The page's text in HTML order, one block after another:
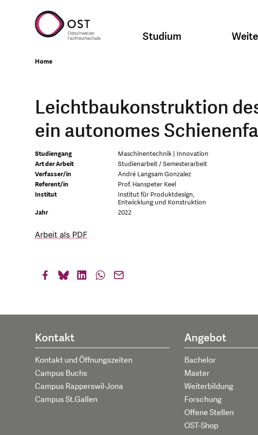
Studium
Home
Leichtbaukonstruktion
ein autonomes
Studiengang
Maschinentechnik | Innovation
Art der Arbeit
Studienarbeit / Semesterarbeit
Verfasser/in
André Langsam Gonzalez
Referent/in
Prof. Hanspeter Keel
Institut
Institut für Produktdesign,
Entwicklung und Konstruktion
Jahr
2022
Arbeit als PDF
Kontakt
Kontakt und Öffnungszeiten
Campus Buchs
Campus Rapperswil-Jona
Campus St.Gallen
Angebot
Bachelor
Master
Weiterbildung
Forschung
Offene Stellen
OST-Shop